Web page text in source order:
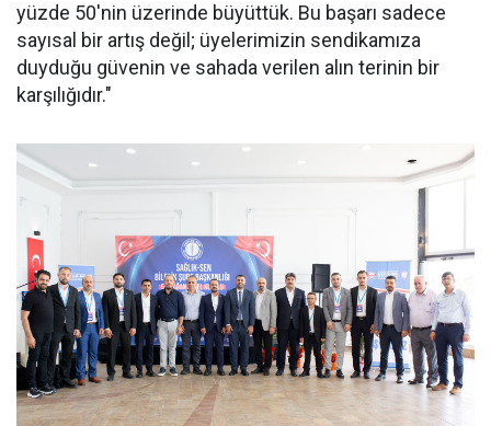
yüzde 50'nin üzerinde büyüttük. Bu başarı sadece
sayısal bir artış değil; üyelerimizin sendikamıza
duyduğu güvenin ve sahada verilen alın terinin bir
karşılığıdır."